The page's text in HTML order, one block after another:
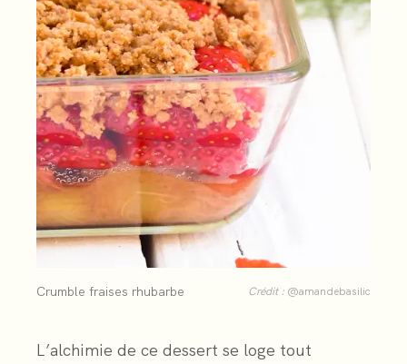
Crumble fraises rhubarbe Crédit : @amandebasilic
L’alchimie de ce dessert se loge tout